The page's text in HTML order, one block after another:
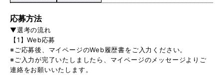
応募方法
▼選考の流れ
【1】Web応募
※ご応募後、マイページのWeb履歴書をご入力ください。
※ご入力が完了いたしましたら、マイページのメッセージよりご
連絡をお願いいたします。